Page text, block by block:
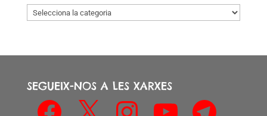
Arxiu
per
SEGUEIX-NOS A LES XARXES
Facebook Instagram Telegram